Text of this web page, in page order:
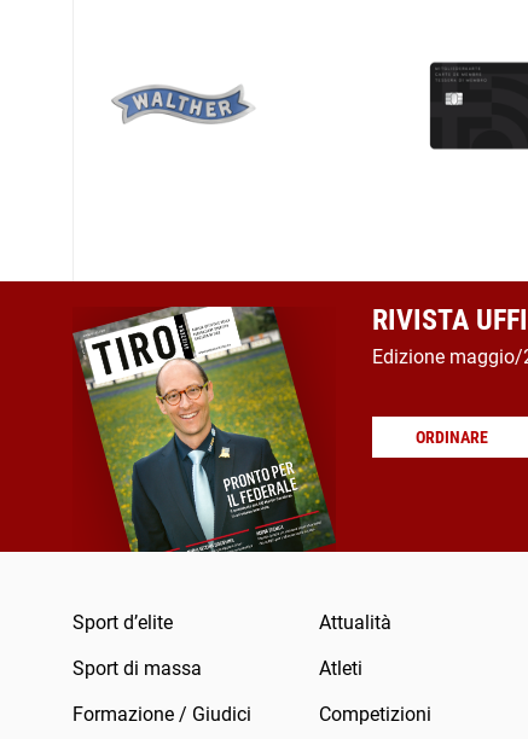
RIVISTA
Edizione maggio/
ORDINARE
Sport d’elite
Sport di massa
Formazione / Giudici
Attualità
Atleti
Competizioni